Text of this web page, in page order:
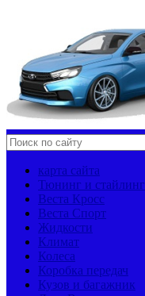
карта сайта
Тюнинг и стайлинг
Веста Кросс
Веста Спорт
Жидкости
Климат
Колеса
Коробка передач
Кузов и багажник